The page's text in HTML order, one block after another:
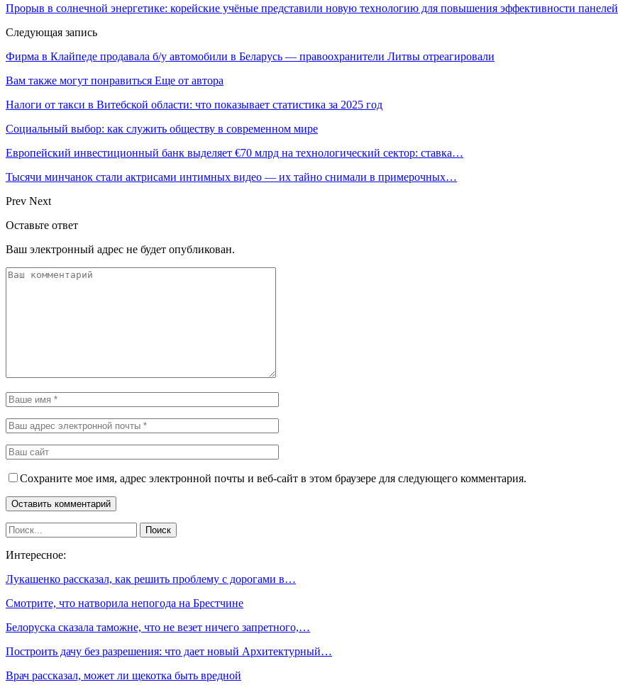
Прорыв в солнечной энергетике: корейские учёные представили новую технологию для повышения эффективности панелей
Следующая запись
Фирма в Клайпеде продавала б/у автомобили в Беларусь — правоохранители Литвы отреагировали
Вам также могут понравиться Еще от автора
Налоги от такси в Витебской области: что показывает статистика за 2025 год
Социальный выбор: как служить обществу в современном мире
Европейский инвестиционный банк выделяет €70 млрд на технологический сектор: ставка…
Тысячи минчанок стали актрисами интимных видео — их тайно снимали в примерочных…
Prev Next
Оставьте ответ
Ваш электронный адрес не будет опубликован.
Сохраните мое имя, адрес электронной почты и веб-сайт в этом браузере для следующего комментария.
Интересное:
Лукашенко рассказал, как решить проблему с дорогами в…
Смотрите, что натворила непогода на Брестчине
Белоруска сказала таможне, что не везет ничего запретного,…
Построить дачу без разрешения: что дает новый Архитектурный…
Врач рассказал, может ли щекотка быть вредной